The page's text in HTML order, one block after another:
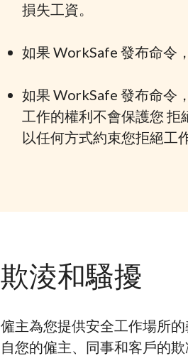
損失工資。
如果 WorkSafe 發布命令
如果 WorkSafe 發布命令
工作的權利不會保護您 拒
以任何方式約束您拒絕工作
欺淩和騷擾
僱主為您提供安全工作場所
自您的僱主、同事和客戶的欺